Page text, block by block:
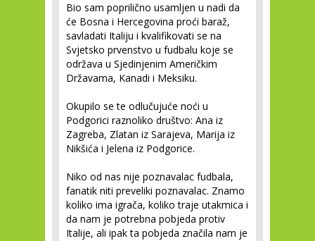
Bio sam poprilično usamljen u nadi da
će Bosna i Hercegovina proći baraž,
savladati Italiju i kvalifikovati se na
Svjetsko prvenstvo u fudbalu koje se
održava u Sjedinjenim Američkim
Državama, Kanadi i Meksiku.
Okupilo se te odlučujuće noći u
Podgorici raznoliko društvo: Ana iz
Zagreba, Zlatan iz Sarajeva, Marija iz
Nikšića i Jelena iz Podgorice.
Niko od nas nije poznavalac fudbala,
fanatik niti preveliki poznavalac. Znamo
koliko ima igrača, koliko traje utakmica i
da nam je potrebna pobjeda protiv
Italije, ali ipak ta pobjeda značila nam je